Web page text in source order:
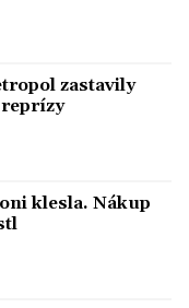
zastavily
reprízy
klesla. Nákup